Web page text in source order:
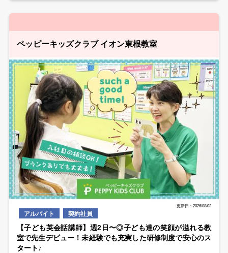
ペッピーキッズクラブ イオン東根教室
更新日：2026/08/03
アルバイト 契約社員
【子ども英会話講師】週2日〜◎子ども達の笑顔が溢れる教
室で先生デビュー！未経験でも充実した研修制度で安心のス
タート♪